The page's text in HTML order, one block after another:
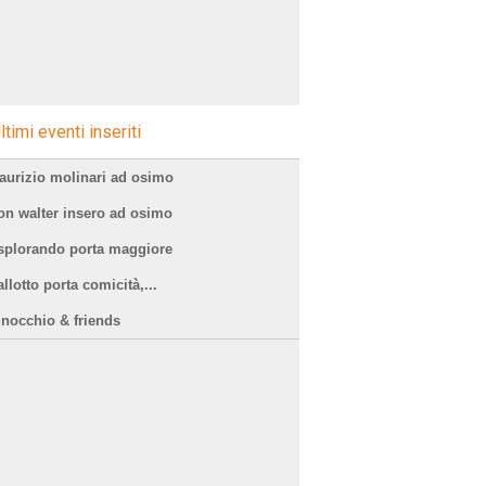
eventi inseriti
molinari ad osimo
walter insero ad osimo
porta maggiore
porta comicità,...
& friends